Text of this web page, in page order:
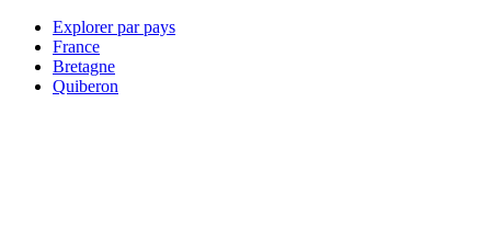
Explorer par pays
France
Bretagne
Quiberon